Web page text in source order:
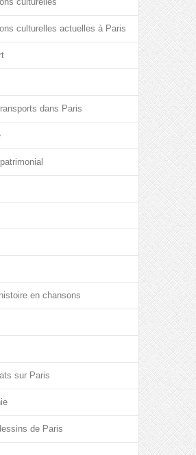
culturelles actuelles à Paris
dans Paris
en chansons
sur Paris
de Paris